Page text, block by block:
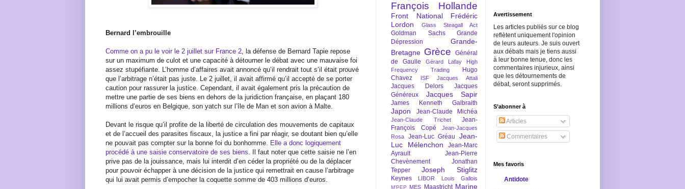
Bernard l’embrouille
Comme on a pu le voir le 2 juillet sur France 2 , la défense de Bernard Tapie repose
sur un maximum de culot et une capacité à détourner le débat avec une mauvaise foi
assez stupéfiante. L’homme d’affaires avait annoncé qu’il rendrait tout s’il était prouvé
que l’arbitrage n’était pas juste. Le 2 juillet, il avait affirmé qu’il accepté de se porter
caution pour rassurer la justice. Cependant, il avait également pris la précaution de
mettre une partie de ses biens en dehors de la juridiction française, en plaçant 180
millions d’euros en Belgique, son yatch sur l’île de Man et son avion à Malte.
Devant le risque qu’il profite de la liberté de circulation des mouvements de capitaux
et de l’accueil des parasites fiscaux, la justice a fini par réagir, se doutant bien qu’elle
ne pouvait pas compter sur la bonne foi du bonhomme. Elle a donc logiquement
procédé à une saisie conservatoire de ses biens . Il faut noter que cette saisie ne l’en
prive pas de la jouissance, mais lui interdit d’en céder la propriété ou de la déplacer
pour pouvoir échapper à une décision de la justice qui remettrait en cause l’arbitrage
qui lui avait permis d’empocher la coquette somme de 403 millions d’euros.
François Hollande
Front National
Frédéric
Lordon
Glass Steagall Act
Goldman Sachs
Grande
Dépression
Grande-
Bretagne Grèce
Général
de Gaulle
Gérard Lafay
High
Frequency Trading
Hugo
Chavez
ISF Jacques Attali
Jacques Delors
Jacques
Généreux
Jacques Sapir
James Kenneth Galbraith
Japon Jean-Claude Michéa
Jean-Claude Trichet
Jean-
François Copé
Jean-Jacques
Rosa
Jean-Luc Gréau
Jean-
Luc Mélenchon
Jean-Marc
Ayrault
Jean-Pierre
Chevènement
Jonathan
Tepper
Joseph Stiglitz
Keynes LIBOR Louis Gallois
M'PEP MES Maastricht Marine
Avertissement
Les articles publiés sur ce blog
reflètent uniquement l'opinion
de leurs auteurs. Je suis ouvert
aux débats mais je tiens aussi
à leur bonne tenue, donc les
commentaires injurieux, ainsi
que les détournements de
débat, seront supprimés.
S’abonner à
Articles
Commentaires
Mes favoris
Antidote